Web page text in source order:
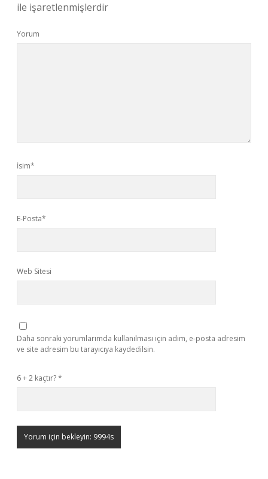
ile işaretlenmişlerdir
Yorum
İsim*
E-Posta*
Web Sitesi
Daha sonraki yorumlarımda kullanılması için adım, e-posta adresim
ve site adresim bu tarayıcıya kaydedilsin.
6 + 2 kaçtır?*